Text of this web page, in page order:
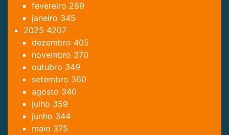
fevereiro 289
janeiro 345
2025 4207
dezembro 405
novembro 370
outubro 349
setembro 360
agosto 340
julho 359
junho 344
maio 375